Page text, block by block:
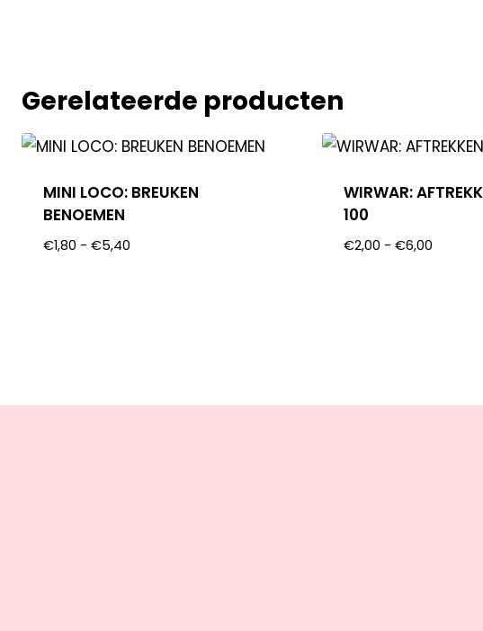
Gerelateerde producten
MINI LOCO: BREUKEN
BENOEMEN
€1,80 - €5,40
WIRWAR:
100
€2,00 - €6,00